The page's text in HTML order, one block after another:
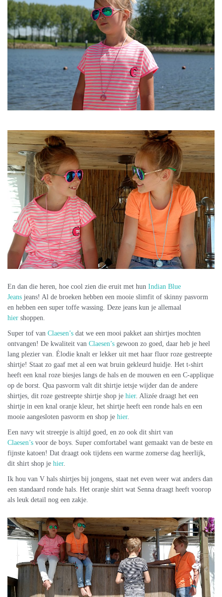
En dan die heren, hoe cool zien die eruit met hun Indian Blue
Jeans jeans! Al de broeken hebben een mooie slimfit of skinny pasvorm
en hebben een super toffe wassing. Deze jeans kun je allemaal
hier shoppen.
Super tof van Claesen’s dat we een mooi pakket aan shirtjes mochten
ontvangen! De kwaliteit van Claesen’s gewoon zo goed, daar heb je heel
lang plezier van. Élodie knalt er lekker uit met haar fluor roze gestreepte
shirtje! Staat zo gaaf met al een wat bruin gekleurd huidje. Het t-shirt
heeft een knal roze biesjes langs de hals en de mouwen en een C-applique
op de borst. Qua pasvorm valt dit shirtje ietsje wijder dan de andere
shirtjes, dit roze gestreepte shirtje shop je hier. Alizée draagt het een
shirtje in een knal oranje kleur, het shirtje heeft een ronde hals en een
mooie aangesloten pasvorm en shop je hier.
Een navy wit streepje is altijd goed, en zo ook dit shirt van
Claesen’s voor de boys. Super comfortabel want gemaakt van de beste en
fijnste katoen! Dat draagt ook tijdens een warme zomerse dag heerlijk,
dit shirt shop je hier.
Ik hou van V hals shirtjes bij jongens, staat net even weer wat anders dan
een standaard ronde hals. Het oranje shirt wat Senna draagt heeft voorop
als leuk detail nog een zakje.